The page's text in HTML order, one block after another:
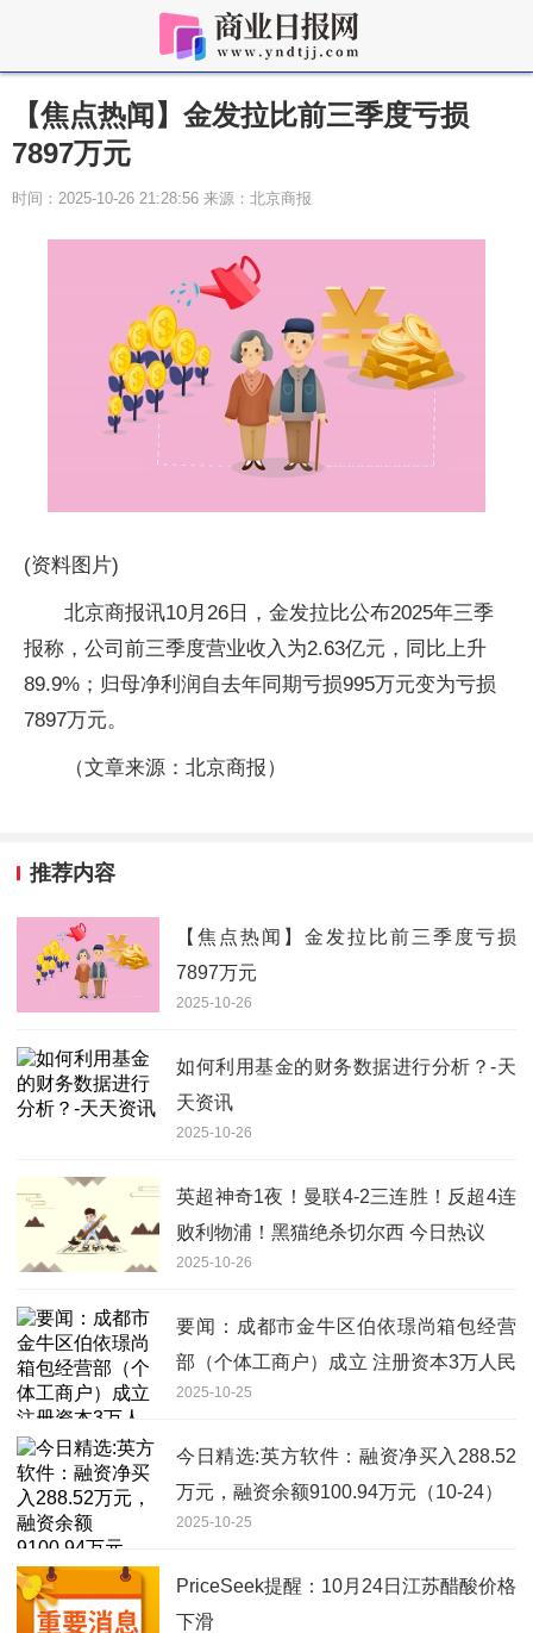
【焦点热闻】金发拉比前三季度亏损
7897万元
时间：2025-10-26 21:28:56 来源：北京商报
(资料图片)
北京商报讯10月26日，金发拉比公布2025年三季
报称，公司前三季度营业收入为2.63亿元，同比上升
89.9%；归母净利润自去年同期亏损995万元变为亏损
7897万元。
（文章来源：北京商报）
推荐内容
【焦点热闻】金发拉比前三季度亏损
7897万元
2025-10-26
如何利用基金的财务数据进行分析？-天
天资讯
2025-10-26
英超神奇1夜！曼联4-2三连胜！反超4连
败利物浦！黑猫绝杀切尔西 今日热议
2025-10-26
要闻：成都市金牛区伯依璟尚箱包经营
部（个体工商户）成立 注册资本3万人民
币
2025-10-25
今日精选:英方软件：融资净买入288.52
万元，融资余额9100.94万元（10-24）
2025-10-25
PriceSeek提醒：10月24日江苏醋酸价格
下滑